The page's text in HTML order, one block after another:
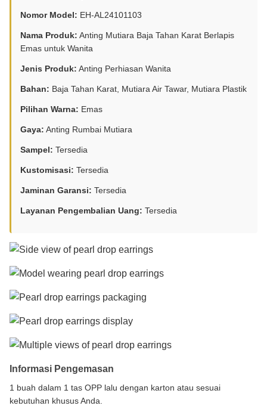
Nomor Model: EH-AL24101103
Nama Produk: Anting Mutiara Baja Tahan Karat Berlapis
Emas untuk Wanita
Jenis Produk: Anting Perhiasan Wanita
Bahan: Baja Tahan Karat, Mutiara Air Tawar, Mutiara Plastik
Pilihan Warna: Emas
Gaya: Anting Rumbai Mutiara
Sampel: Tersedia
Kustomisasi: Tersedia
Jaminan Garansi: Tersedia
Layanan Pengembalian Uang: Tersedia
Informasi Pengemasan
1 buah dalam 1 tas OPP lalu dengan karton atau sesuai
kebutuhan khusus Anda.